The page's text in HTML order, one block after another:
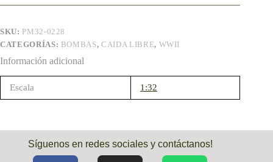
SKU: PM32-0228
CATEGORÍAS: BOMBAS,CAIDA LIBRE, WWII
Información adicional
Escala 1:32
Síguenos en redes sociales y contáctanos!